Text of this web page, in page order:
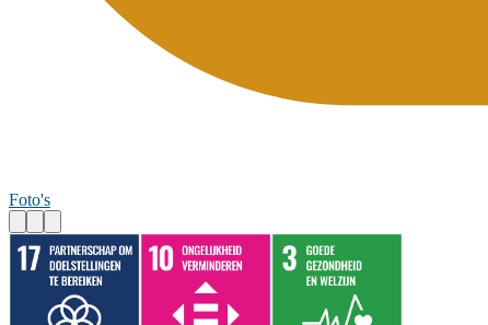
Foto's